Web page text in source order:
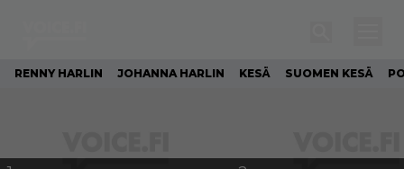
RENNY HARLIN JOHANNA HARLIN KESÄ SUOMEN KESÄ